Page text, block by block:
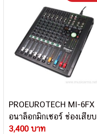
PROEUROTECH MI-6FX
อนาล็อกมิกเซอร์ ช่องเสียบ
ไมค์ 6 ช่อง 2 Aux
3,400 บาท